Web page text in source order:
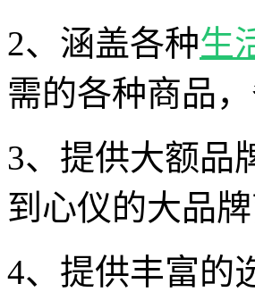
2、涵盖各种生
需的各种商品
3、提供大额品
到心仪的大品
4、提供丰富的